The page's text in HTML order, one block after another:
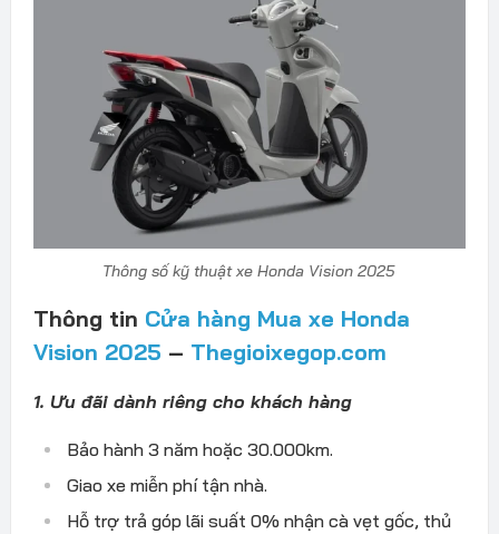
Thông số kỹ thuật xe Honda Vision 2025
Thông tin Cửa hàng Mua xe Honda
Vision 2025 – Thegioixegop.com
1. Ưu đãi dành riêng cho khách hàng
Bảo hành 3 năm hoặc 30.000km.
Giao xe miễn phí tận nhà.
Hỗ trợ trả góp lãi suất 0% nhận cà vẹt gốc, thủ